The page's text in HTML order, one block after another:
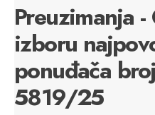
Preuzimanja
izboru
ponuđača
5819/25